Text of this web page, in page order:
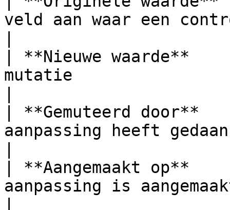
veld aan waar een
| **Nieuwe waarde**
mutatie
| **Gemuteerd
aanpassing heeft gedaan
| **Aangemaakt op**
aanpassing is